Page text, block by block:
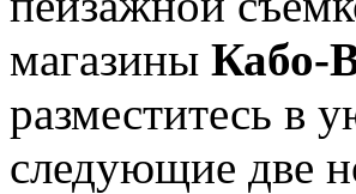
магазины Кабо-
разместитесь в
следующие две